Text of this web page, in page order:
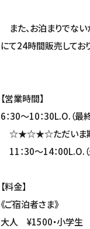
また、お泊まりでな
にて24時間販売してお
【営業時間】
6：30～10：30L.O.（最
☆★☆★☆ただいま期
11：30～14：00L.O.
【料金】
《ご宿泊者さま》
大人 ¥1500・小学生